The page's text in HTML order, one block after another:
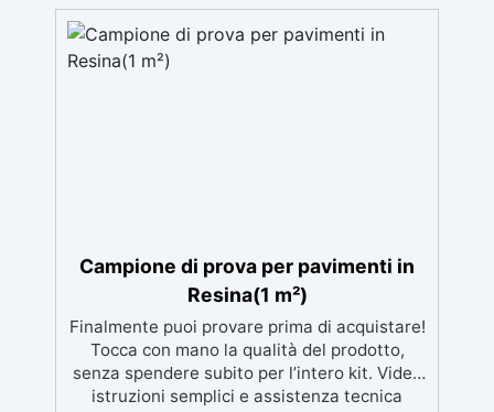
Campione di prova per pavimenti in
Resina(1 m²)
Finalmente puoi provare prima di acquistare!
Tocca con mano la qualità del prodotto,
senza spendere subito per l’intero kit. Video
istruzioni semplici e assistenza tecnica